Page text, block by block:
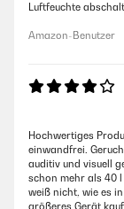
Luftfeuchte
Amazon-Benutzer
Hochwertiges
einwandfrei.
auditiv und visuell
schon mehr als 40
weiß nicht, wie es
größeres Gerät